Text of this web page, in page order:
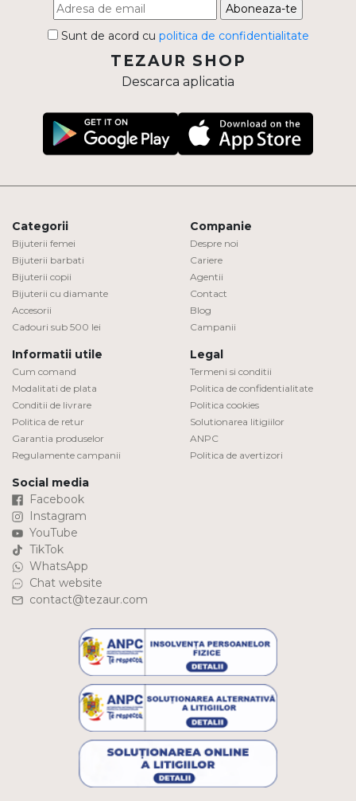
Aboneaza-te
Sunt de acord cu politica de confidentialitate
TEZAUR SHOP
Descarca aplicatia
Categorii
Bijuterii femei
Bijuterii barbati
Bijuterii copii
Bijuterii cu diamante
Accesorii
Cadouri sub 500 lei
Companie
Despre noi
Cariere
Agentii
Contact
Blog
Campanii
Informatii utile
Cum comand
Modalitati de plata
Conditii de livrare
Politica de retur
Garantia produselor
Regulamente campanii
Legal
Termeni si conditii
Politica de confidentialitate
Politica cookies
Solutionarea litigiilor
ANPC
Politica de avertizori
Social media
Facebook
Instagram
YouTube
TikTok
WhatsApp
Chat website
contact@tezaur.com